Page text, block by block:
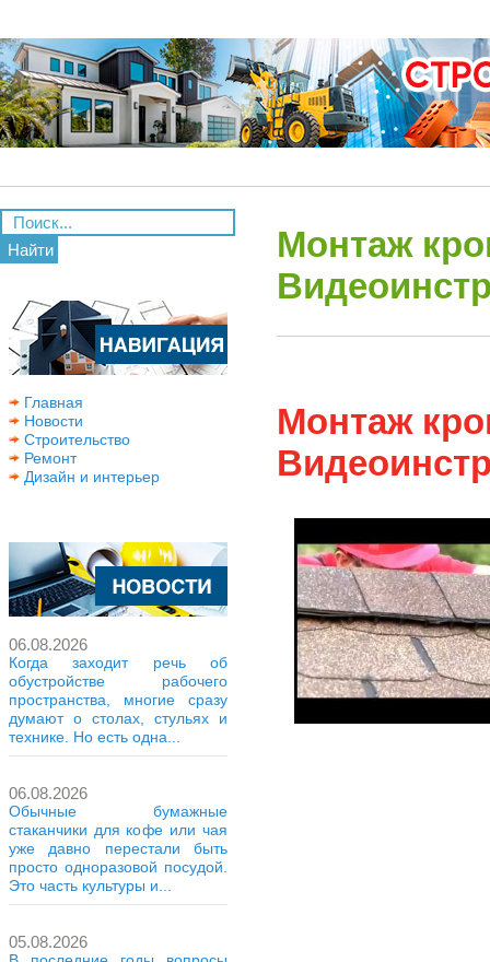
Найти
Главная
Новости
Строительство
Ремонт
Дизайн и интерьер
06.08.2026
Когда заходит речь об
обустройстве рабочего
пространства, многие сразу
думают о столах, стульях и
технике. Но есть одна...
06.08.2026
Обычные бумажные
стаканчики для кофе или чая
уже давно перестали быть
просто одноразовой посудой.
Это часть культуры и...
05.08.2026
Монтаж
Монтаж